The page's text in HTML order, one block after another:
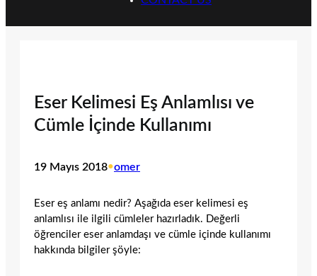
Eser Kelimesi Eş Anlamlısı ve
Cümle İçinde Kullanımı
19 Mayıs 2018•omer
Eser eş anlamı nedir? Aşağıda eser kelimesi eş
anlamlısı ile ilgili cümleler hazırladık. Değerli
öğrenciler eser anlamdaşı ve cümle içinde kullanımı
hakkında bilgiler şöyle: